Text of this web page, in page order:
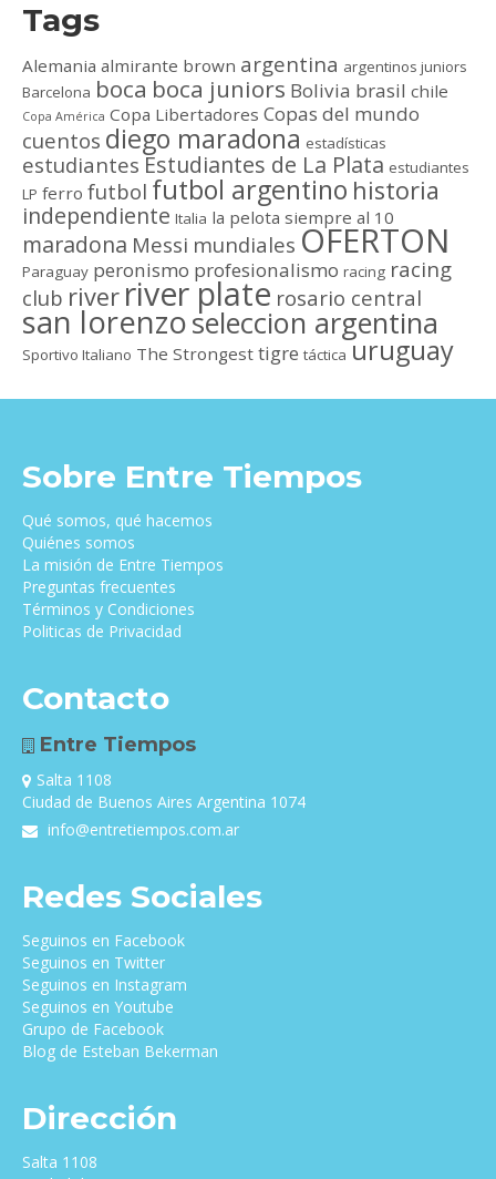
Tags
Alemania almirante brown argentina argentinos juniors
Barcelona boca boca juniors Bolivia brasil chile
Copa América Copa Libertadores Copas del mundo
cuentos diego maradona estadísticas
estudiantes Estudiantes de La Plata estudiantes
LP ferro futbol futbol argentino historia
independiente Italia la pelota siempre al 10
maradona Messi mundiales OFERTON
Paraguay peronismo profesionalismo racing racing
club river river plate rosario central
san lorenzoseleccion argentina
Sportivo Italiano The Strongest tigre táctica uruguay
Sobre Entre Tiempos
Qué somos, qué hacemos
Quiénes somos
La misión de Entre Tiempos
Preguntas frecuentes
Términos y Condiciones
Politicas de Privacidad
Contacto
Entre Tiempos
Salta 1108
Ciudad de Buenos Aires Argentina 1074
info@entretiempos.com.ar
Redes Sociales
Seguinos en Facebook
Seguinos en Twitter
Seguinos en Instagram
Seguinos en Youtube
Grupo de Facebook
Blog de Esteban Bekerman
Dirección
Salta 1108